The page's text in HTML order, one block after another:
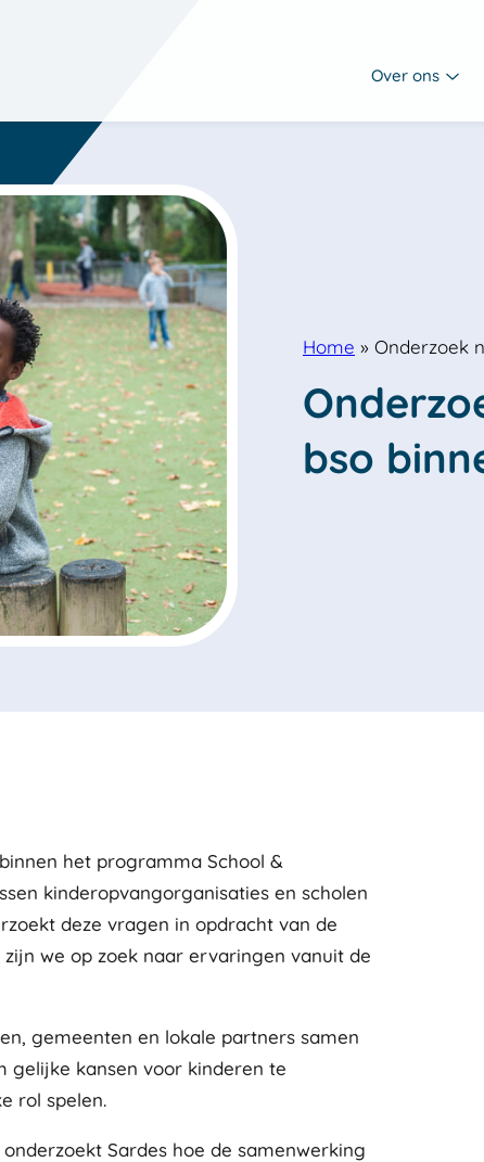
Over ons
Home » Onderzoek
bso
het programma School &
kinderopvangorganisaties en scholen
deze vragen in opdracht van de
we op zoek naar ervaringen vanuit de
gemeenten en lokale partners samen
gelijke kansen voor kinderen te
rol spelen.
Sardes hoe de samenwerking